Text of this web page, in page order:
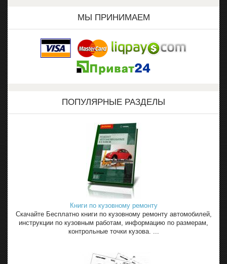
МЫ ПРИНИМАЕМ
ПОПУЛЯРНЫЕ РАЗДЕЛЫ
Книги по кузовному ремонту
Скачайте Бесплатно книги по кузовному ремонту автомобилей,
инструкции по кузовным работам, информацию по размерам,
контрольные точки кузова. ...